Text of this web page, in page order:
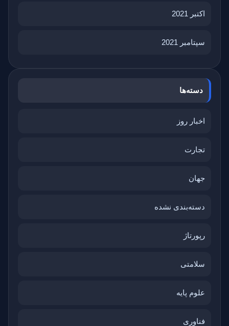
اکتبر 2021
سپتامبر 2021
دسته‌ها
اخبار روز
تجارت
جهان
دسته‌بندی نشده
رپورتاژ
سلامتی
علوم پایه
فناوری